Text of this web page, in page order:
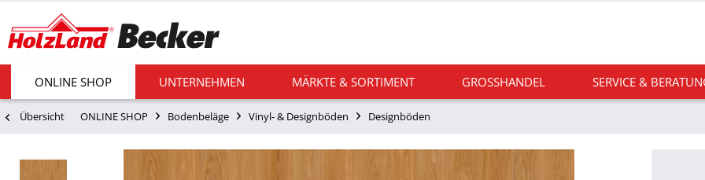
ONLINE SHOP UNTERNEHMEN MÄRKTE & SORTIMENT GROSSHANDEL SERVICE &
Übersicht ONLINE SHOP Bodenbeläge Vinyl- & Designböden Designböden